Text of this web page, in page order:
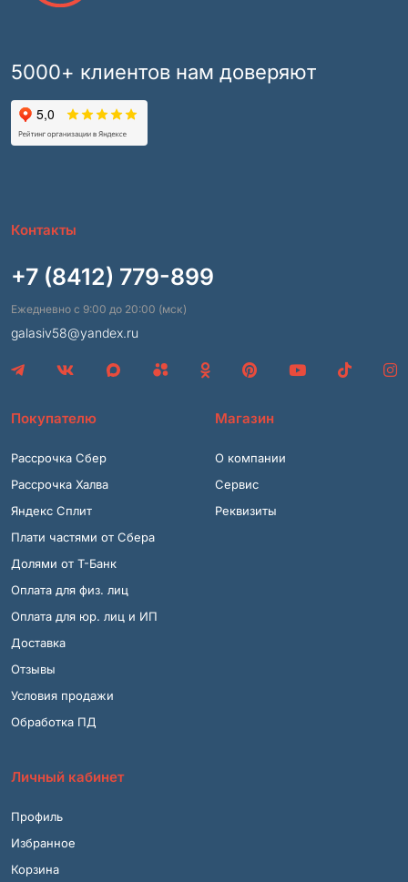
5000+ клиентов нам доверяют
Контакты
+7 (8412) 779-899
Ежедневно с 9:00 до 20:00 (мск)
galasiv58@yandex.ru
Покупателю
Рассрочка Сбер
Рассрочка Халва
Яндекс Сплит
Плати частями от Сбера
Долями от Т-Банк
Оплата для физ. лиц
Оплата для юр. лиц и ИП
Доставка
Отзывы
Условия продажи
Обработка ПД
Магазин
О компании
Сервис
Реквизиты
Личный кабинет
Профиль
Избранное
Корзина